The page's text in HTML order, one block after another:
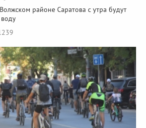
районе Саратова с утра будут